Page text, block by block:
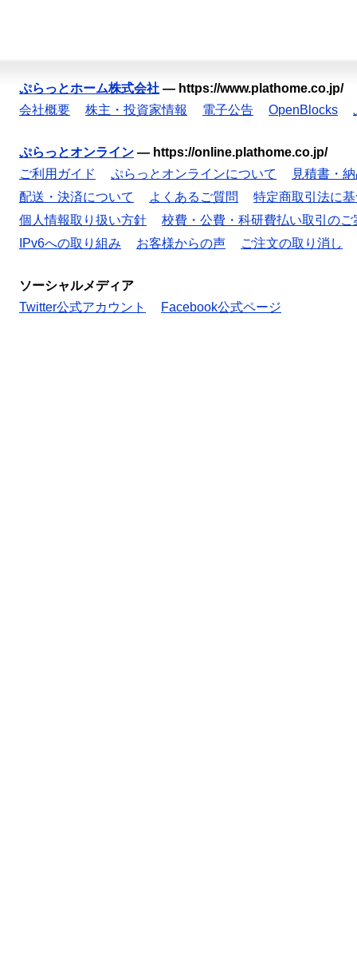
ぷらっとホーム株式会社 — https://www.plathome.co.jp/
会社概要
株主・投資家情報 電子公告 OpenBlocks
ぷらっとオンライン — https://online.plathome.co.jp/
ご利用ガイド
ぷらっとオンラインについて
見積書・
配送・決済について
よくあるご質問
特定商取引法に
個人情報取り扱い方針
校費・公費・科研費払い取引のご
IPv6への取り組み
お客様からの声 ご注文の取り消し
ソーシャルメディア
Twitter公式アカウント
Facebook公式ページ